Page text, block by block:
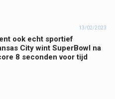
13/02/2023
ook echt sportief
City wint SuperBowl na
8 seconden voor tijd